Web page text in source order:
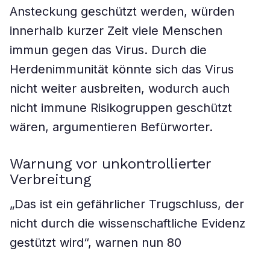
Ansteckung geschützt werden, würden
innerhalb kurzer Zeit viele Menschen
immun gegen das Virus. Durch die
Herdenimmunität könnte sich das Virus
nicht weiter ausbreiten, wodurch auch
nicht immune Risikogruppen geschützt
wären, argumentieren Befürworter.
Warnung vor unkontrollierter
Verbreitung
„Das ist ein gefährlicher Trugschluss, der
nicht durch die wissenschaftliche Evidenz
gestützt wird“, warnen nun 80